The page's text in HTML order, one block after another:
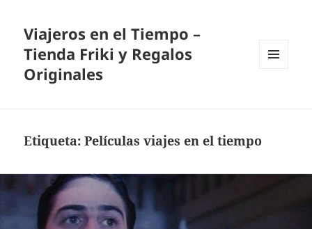
Viajeros en el Tiempo –
Tienda Friki y Regalos
Originales
Etiqueta:Películas viajes en el tiempo